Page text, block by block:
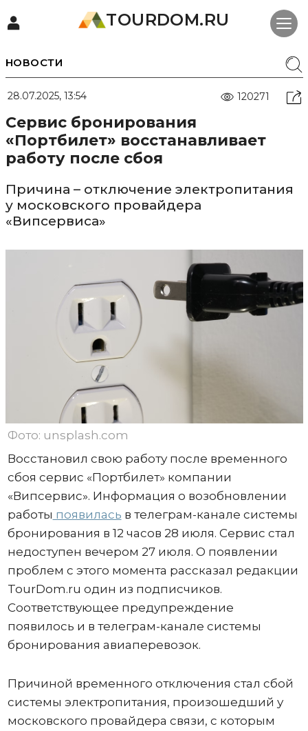
TOURDOM.RU
НОВОСТИ
28.07.2025, 13:54 120271
Сервис бронирования
«Портбилет» восстанавливает
работу после сбоя
Причина – отключение электропитания
у московского провайдера
«Випсервиса»
Фото: unsplash.com
Восстановил свою работу после временного
сбоя сервис «Портбилет» компании
«Випсервис». Информация о возобновлении
работы появилась в телеграм-канале системы
бронирования в 12 часов 28 июля. Сервис стал
недоступен вечером 27 июля. О появлении
проблем с этого момента рассказал редакции
TourDom.ru один из подписчиков.
Соответствующее предупреждение
появилось и в телеграм-канале системы
бронирования авиаперевозок.
Причиной временного отключения стал сбой
системы электропитания, произошедший у
московского провайдера связи, с которым